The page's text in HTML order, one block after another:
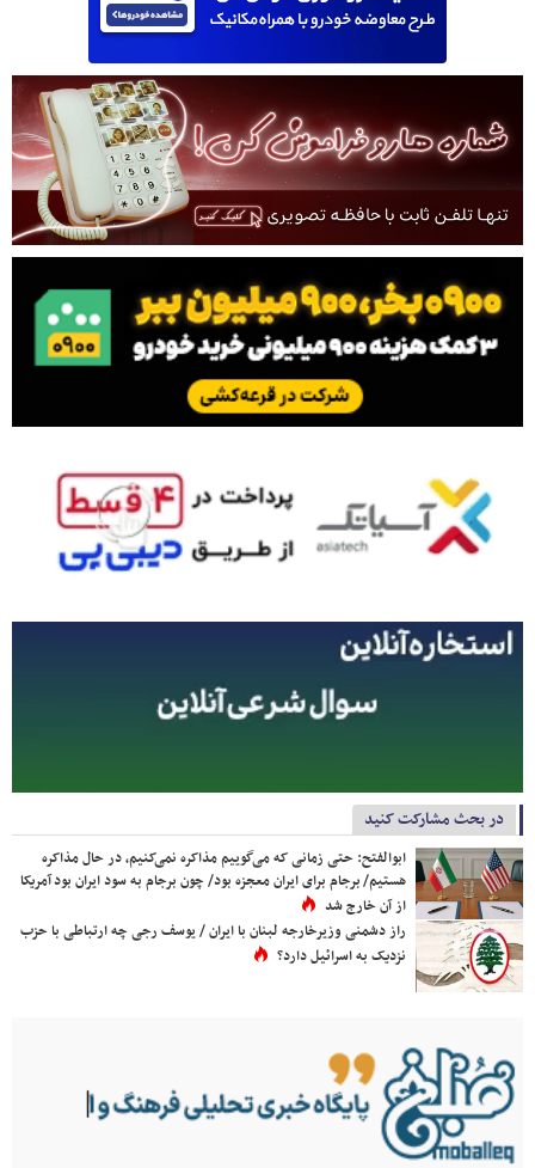
در بحث مشارکت کنید
ابوالفتح: حتی زمانی که می‌گوییم مذاکره نمی‌کنیم، در حال مذاکره
هستیم/ برجام برای ایران معجزه بود/ چون برجام به سود ایران بود آمریکا
از آن خارج شد
راز دشمنی وزیرخارجه لبنان با ایران / یوسف رجی چه ارتباطی با حزب
نزدیک به اسرائیل دارد؟